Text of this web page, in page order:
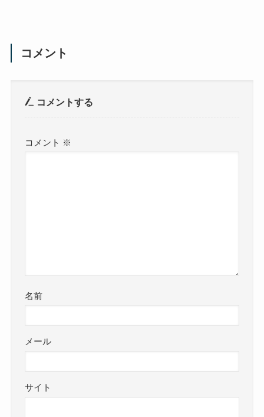
コメント
コメントする
コメント ※
名前
メール
サイト